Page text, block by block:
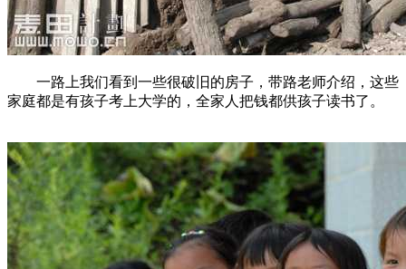
一路上我们看到一些很破旧的房子，带路老师介绍，这些
家庭都是有孩子考上大学的，全家人把钱都供孩子读书了。